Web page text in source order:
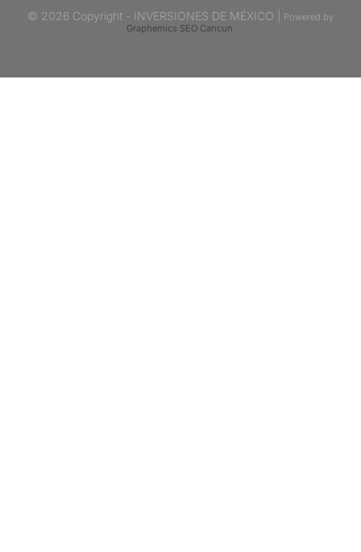
© 2026 Copyright - INVERSIONES DE MÉXICO |
Powered by
Graphemics SEO Cancun